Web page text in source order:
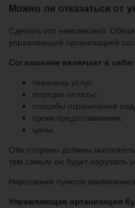
Можно ли отказаться от
Сделать это невозможно.
управляющей организацией
Соглашение включает в себя:
перечень услуг;
порядок оплаты;
способы ограничения
сроки предоставления;
цены.
Обе стороны должны
тем самым он будет нарушать
Нарушения пунктов
Управляющая организация